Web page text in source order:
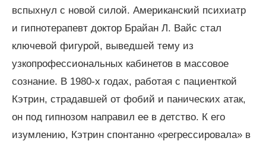
вспыхнул с новой силой. Американский психиатр
и гипнотерапевт доктор Брайан Л. Вайс стал
ключевой фигурой, выведшей тему из
узкопрофессиональных кабинетов в массовое
сознание. В 1980-х годах, работая с пациенткой
Кэтрин, страдавшей от фобий и панических атак,
он под гипнозом направил ее в детство. К его
изумлению, Кэтрин спонтанно «регрессировала» в